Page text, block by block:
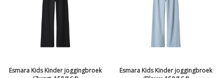
Esmara Kids Kinder joggingbroek
Esmara Kids Kinder joggingbroek